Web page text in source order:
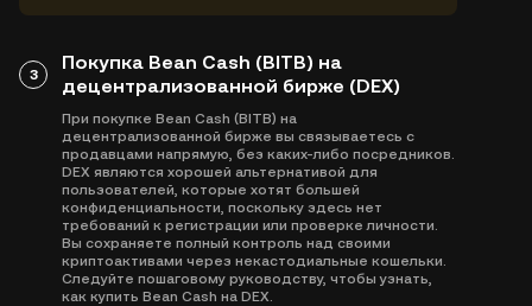
3
Покупка Bean Cash (BITB) на
децентрализованной бирже (DEX)
При покупке Bean Cash (BITB) на
децентрализованной бирже вы связываетесь с
продавцами напрямую, без каких-либо посредников.
DEX являются хорошей альтернативой для
пользователей, которые хотят большей
конфиденциальности, поскольку здесь нет
требований к регистрации или проверке личности.
Вы сохраняете полный контроль над своими
криптоактивами через некастодиальные кошельки.
Следуйте пошаговому руководству, чтобы узнать,
как купить Bean Cash на DEX.